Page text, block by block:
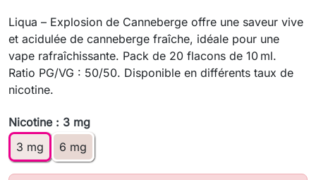
Liqua – Explosion de Canneberge offre une saveur vive
et acidulée de canneberge fraîche, idéale pour une
vape rafraîchissante. Pack de 20 flacons de 10 ml.
Ratio PG/VG : 50/50. Disponible en différents taux de
nicotine.
Nicotine : 3 mg
3 mg
6 mg